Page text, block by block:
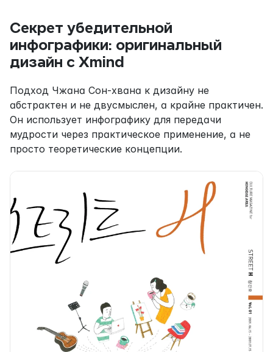
Секрет убедительной
инфографики: оригинальный
дизайн с Xmind
Подход Чжана Сон-хвана к дизайну не
абстрактен и не двусмыслен, а крайне практичен.
Он использует инфографику для передачи
мудрости через практическое применение, а не
просто теоретические концепции.